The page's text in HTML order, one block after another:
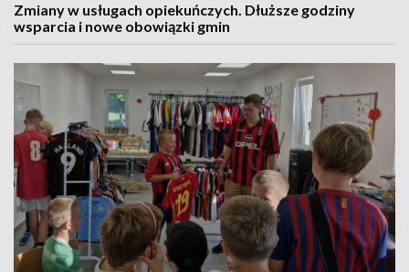
Zmiany w usługach opiekuńczych. Dłuższe godziny
wsparcia i nowe obowiązki gmin